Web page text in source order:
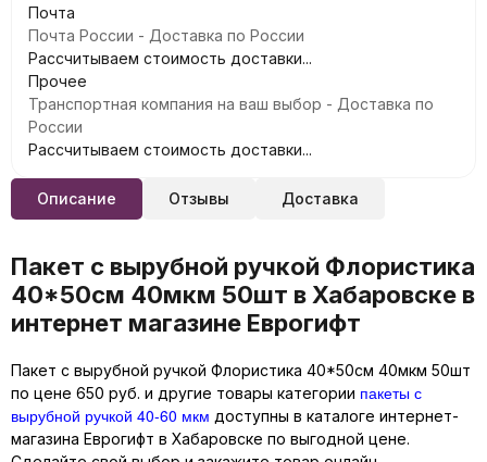
Почта
Почта России - Доставка по России
Рассчитываем стоимость доставки...
Прочее
Транспортная компания на ваш выбор - Доставка по
России
Рассчитываем стоимость доставки...
Описание Отзывы Доставка
Пакет с вырубной ручкой Флористика
40*50см 40мкм 50шт в Хабаровске в
интернет магазине Еврогифт
Пакет с вырубной ручкой Флористика 40*50см 40мкм 50шт
по цене 650 руб. и другие товары категории пакеты с
вырубной ручкой 40-60 мкм доступны в каталоге интернет-
магазина Еврогифт в Хабаровске по выгодной цене.